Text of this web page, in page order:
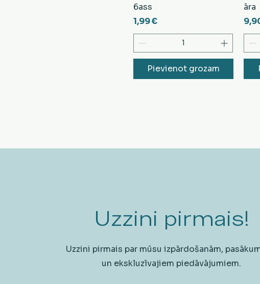
6ass
Cena
1,99 €
Pievienot grozam
āra
Uzzini pirmais!
Uzzini pirmais par mūsu izpārdošanām,
un ekskluzīvajiem piedāvājumiem.